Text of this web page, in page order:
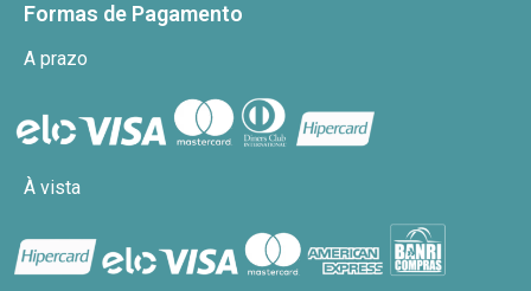
Formas de Pagamento
A prazo
À vista